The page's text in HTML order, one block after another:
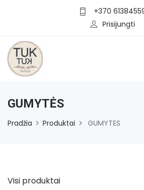
+370
Prisijungti
GUMYTĖS
Pradžia Produktai GUMYTĖS
Visi produktai